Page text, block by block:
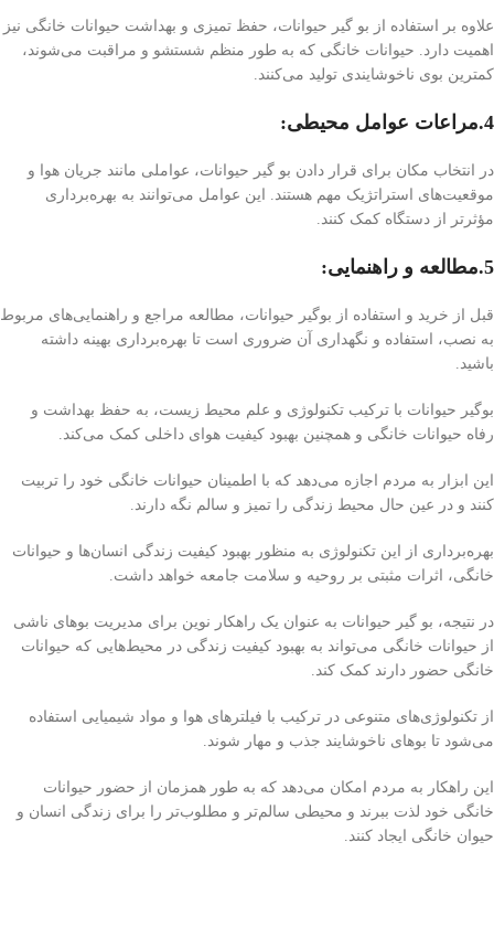
علاوه بر استفاده از بو گیر حیوانات، حفظ تمیزی و بهداشت حیوانات خانگی نیز
اهمیت دارد. حیوانات خانگی که به طور منظم شستشو و مراقبت می‌شوند،
کمترین بوی ناخوشایندی تولید می‌کنند.
4.مراعات عوامل محیطی:
در انتخاب مکان برای قرار دادن بو گیر حیوانات، عواملی مانند جریان هوا و
موقعیت‌های استراتژیک مهم هستند. این عوامل می‌توانند به بهره‌برداری
مؤثرتر از دستگاه کمک کنند.
5.مطالعه و راهنمایی:
قبل از خرید و استفاده از بوگیر حیوانات، مطالعه مراجع و راهنمایی‌های مربوط
به نصب، استفاده و نگهداری آن ضروری است تا بهره‌برداری بهینه داشته
باشید.
بوگیر حیوانات با ترکیب تکنولوژی و علم محیط زیست، به حفظ بهداشت و
رفاه حیوانات خانگی و همچنین بهبود کیفیت هوای داخلی کمک می‌کند.
این ابزار به مردم اجازه می‌دهد که با اطمینان حیوانات خانگی خود را تربیت
کنند و در عین حال محیط زندگی را تمیز و سالم نگه دارند.
بهره‌برداری از این تکنولوژی به منظور بهبود کیفیت زندگی انسان‌ها و حیوانات
خانگی، اثرات مثبتی بر روحیه و سلامت جامعه خواهد داشت.
در نتیجه، بو گیر حیوانات به عنوان یک راهکار نوین برای مدیریت بوهای ناشی
از حیوانات خانگی می‌تواند به بهبود کیفیت زندگی در محیط‌هایی که حیوانات
خانگی حضور دارند کمک کند.
از تکنولوژی‌های متنوعی در ترکیب با فیلترهای هوا و مواد شیمیایی استفاده
می‌شود تا بوهای ناخوشایند جذب و مهار شوند.
این راهکار به مردم امکان می‌دهد که به طور همزمان از حضور حیوانات
خانگی خود لذت ببرند و محیطی سالم‌تر و مطلوب‌تر را برای زندگی انسان و
حیوان خانگی ایجاد کنند.